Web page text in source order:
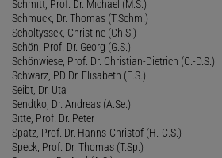
Schmitt, Prof. Dr. Michael (M.S.)
Schmuck, Dr. Thomas (T.Schm.)
Scholtyssek, Christine (Ch.S.)
Schön, Prof. Dr. Georg (G.S.)
Schönwiese, Prof. Dr. Christian-Dietrich (C.-D.S.)
Schwarz, PD Dr. Elisabeth (E.S.)
Seibt, Dr. Uta
Sendtko, Dr. Andreas (A.Se.)
Sitte, Prof. Dr. Peter
Spatz, Prof. Dr. Hanns-Christof (H.-C.S.)
Speck, Prof. Dr. Thomas (T.Sp.)